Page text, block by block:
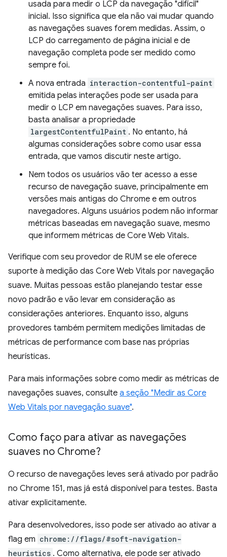
usada para medir o LCP da navegação "difícil"
inicial. Isso significa que ela não vai mudar quando
as navegações suaves forem medidas. Assim, o
LCP do carregamento de página inicial e de
navegação completa pode ser medido como
sempre foi.
A nova entrada interaction-contentful-paint
emitida pelas interações pode ser usada para
medir o LCP em navegações suaves. Para isso,
basta analisar a propriedade
largestContentfulPaint . No entanto, há
algumas considerações sobre como usar essa
entrada, que vamos discutir neste artigo.
Nem todos os usuários vão ter acesso a esse
recurso de navegação suave, principalmente em
versões mais antigas do Chrome e em outros
navegadores. Alguns usuários podem não informar
métricas baseadas em navegação suave, mesmo
que informem métricas de Core Web Vitals.
Verifique com seu provedor de RUM se ele oferece
suporte à medição das Core Web Vitals por navegação
suave. Muitas pessoas estão planejando testar esse
novo padrão e vão levar em consideração as
considerações anteriores. Enquanto isso, alguns
provedores também permitem medições limitadas de
métricas de performance com base nas próprias
heurísticas.
Para mais informações sobre como medir as métricas de
navegações suaves, consulte a seção "Medir as Core
Web Vitals por navegação suave".
Como faço para ativar as navegações
suaves no Chrome?
O recurso de navegações leves será ativado por padrão
no Chrome 151, mas já está disponível para testes. Basta
ativar explicitamente.
Para desenvolvedores, isso pode ser ativado ao ativar a
flag em chrome://flags/#soft-navigation-
heuristics . Como alternativa, ele pode ser ativado